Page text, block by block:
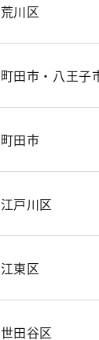
荒川区
町田市・八王子
町田市
江戸川区
江東区
世田谷区